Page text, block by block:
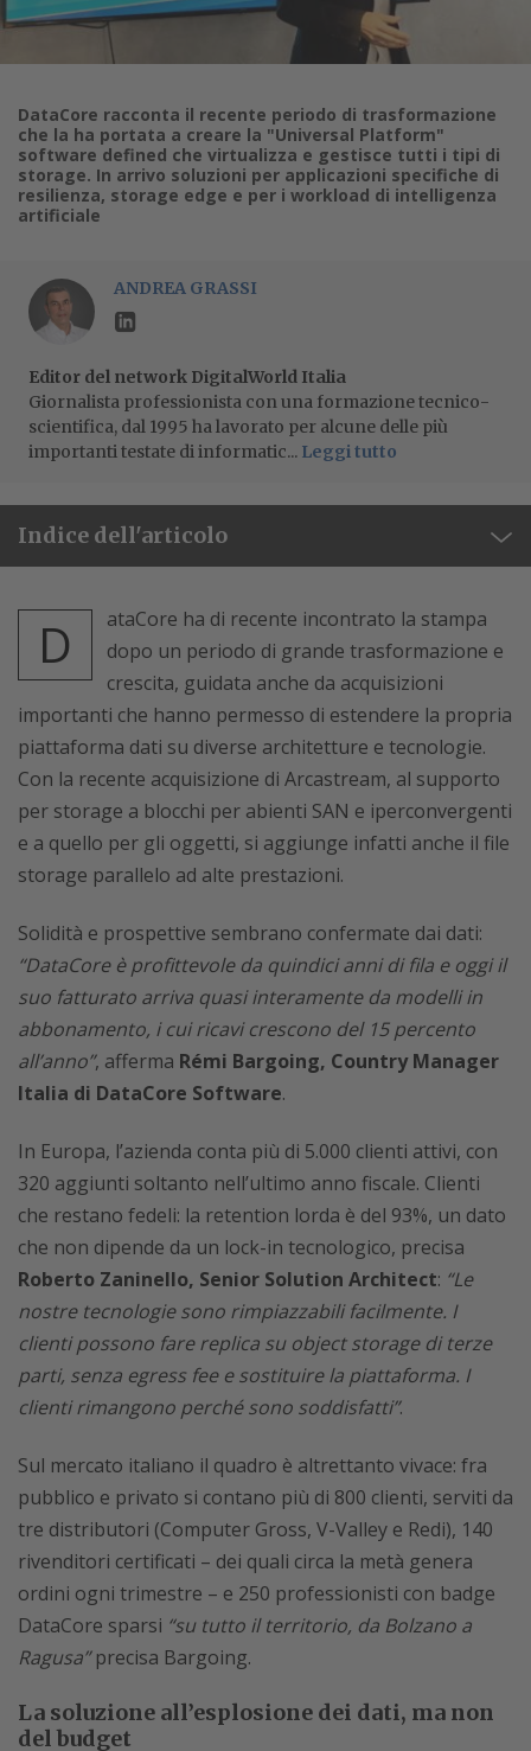
DataCore racconta il recente periodo di trasformazione
che la ha portata a creare la "Universal Platform"
software defined che virtualizza e gestisce tutti i tipi di
storage. In arrivo soluzioni per applicazioni specifiche di
resilienza, storage edge e per i workload di intelligenza
artificiale
ANDREA GRASSI
Editor del network DigitalWorld Italia
Giornalista professionista con una formazione tecnico-
scientifica, dal 1995 ha lavorato per alcune delle più
importanti testate di informatic... Leggi tutto
Indice dell'articolo
D
ataCore ha di recente incontrato la stampa
dopo un periodo di grande trasformazione e
crescita, guidata anche da acquisizioni
importanti che hanno permesso di estendere la propria
piattaforma dati su diverse architetture e tecnologie.
Con la recente acquisizione di Arcastream, al supporto
per storage a blocchi per abienti SAN e iperconvergenti
e a quello per gli oggetti, si aggiunge infatti anche il file
storage parallelo ad alte prestazioni.
Solidità e prospettive sembrano confermate dai dati:
“DataCore è profittevole da quindici anni di fila e oggi il
suo fatturato arriva quasi interamente da modelli in
abbonamento, i cui ricavi crescono del 15 percento
all’anno”, afferma Rémi Bargoing, Country Manager
Italia di DataCore Software.
In Europa, l’azienda conta più di 5.000 clienti attivi, con
320 aggiunti soltanto nell’ultimo anno fiscale. Clienti
che restano fedeli: la retention lorda è del 93%, un dato
che non dipende da un lock-in tecnologico, precisa
Roberto Zaninello, Senior Solution Architect: “Le
nostre tecnologie sono rimpiazzabili facilmente. I
clienti possono fare replica su object storage di terze
parti, senza egress fee e sostituire la piattaforma. I
clienti rimangono perché sono soddisfatti”.
Sul mercato italiano il quadro è altrettanto vivace: fra
pubblico e privato si contano più di 800 clienti, serviti da
tre distributori (Computer Gross, V-Valley e Redi), 140
rivenditori certificati – dei quali circa la metà genera
ordini ogni trimestre – e 250 professionisti con badge
DataCore sparsi “su tutto il territorio, da Bolzano a
Ragusa”precisa Bargoing.
La soluzione all’esplosione dei dati, ma non
del budget